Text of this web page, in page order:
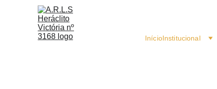
InícioInstitucional